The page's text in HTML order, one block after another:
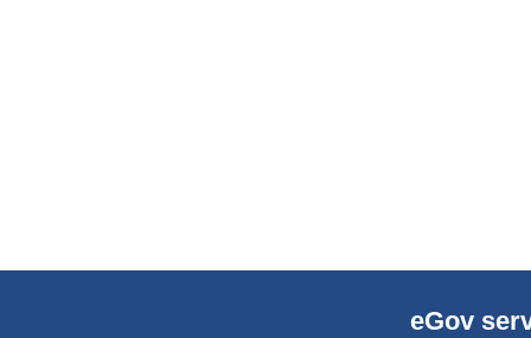
eGov